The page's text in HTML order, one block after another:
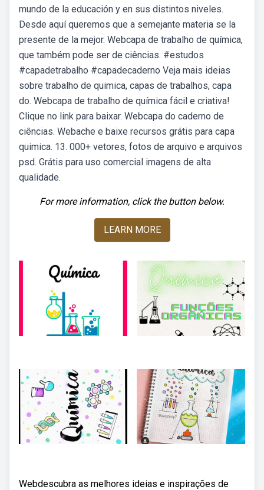
mundo de la educación y en sus distintos niveles.
Desde aquí queremos que a semejante materia se la
presente de la mejor. Webcapa de trabalho de química,
que também pode ser de ciências. #estudos
#capadetrabalho #capadecaderno Veja mais ideias
sobre trabalho de quimica, capas de trabalhos, capa
do. Webcapa de trabalho de química fácil e criativa!
Clique no link para baixar. Webcapa do caderno de
ciências. Webache e baixe recursos grátis para capa
quimica. 13. 000+ vetores, fotos de arquivo e arquivos
psd. Grátis para uso comercial imagens de alta
qualidade.
For more information, click the button below.
LEARN MORE
Webdescubra as melhores ideias e inspirações de